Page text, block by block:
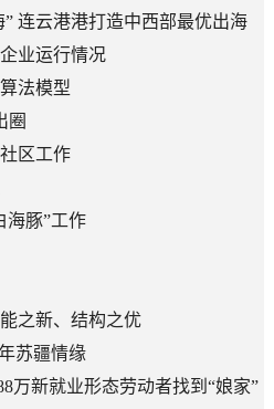
” 连云港港打造中西部最优出海
业运行情况
法模型
圈
区工作
海豚”工作
之新、结构之优
苏疆情缘
万新就业形态劳动者找到“娘家”